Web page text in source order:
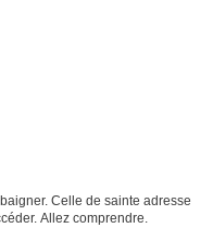
Celle de sainte adresse
Allez comprendre.